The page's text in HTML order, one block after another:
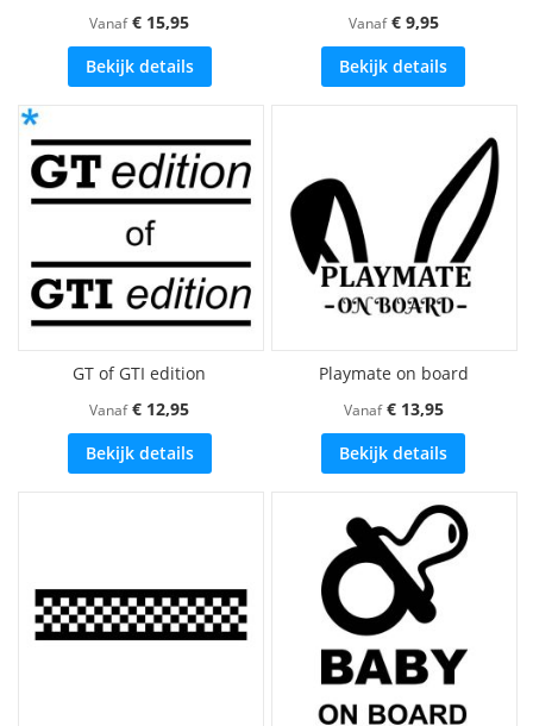
Vanaf € 15,95
Bekijk details
Vanaf € 9,95
Bekijk details
GT of GTI edition
Vanaf € 12,95
Bekijk details
Playmate on board
Vanaf € 13,95
Bekijk details